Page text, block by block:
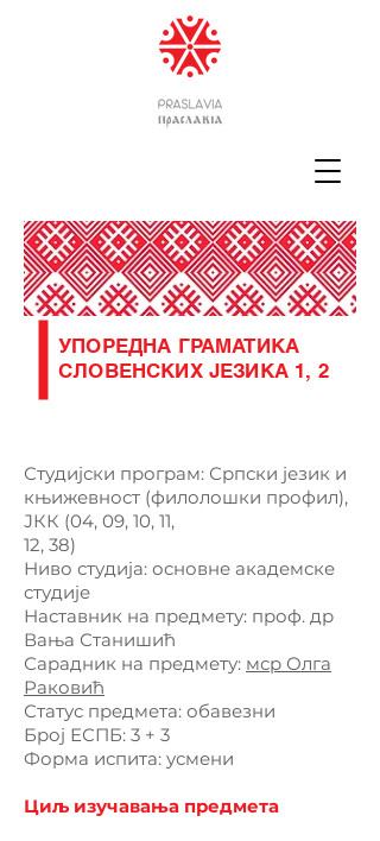
УПОРЕДНА ГРАМАТИКА
СЛОВЕНСКИХ ЈЕЗИКА 1, 2
Студијски програм: Српски језик и
књижевност (филолошки профил),
ЈКК (04, 09, 10, 11,
12, 38)
Ниво студија: основне академске
студије
Наставник на предмету: проф. др
Вања Станишић
Сарадник на предмету: мср Олга
Раковић
Статус предмета: обавезни
Број ЕСПБ: 3 + 3
Форма испита: усмени
Циљ изучавања предмета